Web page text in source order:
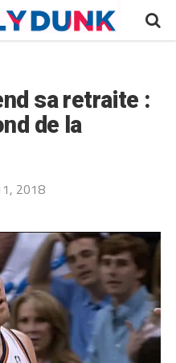
sa retraite :
de la
2018